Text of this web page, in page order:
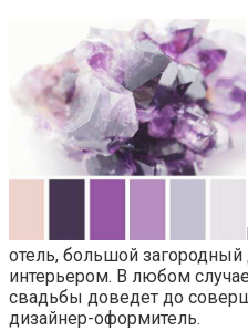
отель, большой
интерьером. В любом
свадьбы доведет до
дизайнер-оформитель.